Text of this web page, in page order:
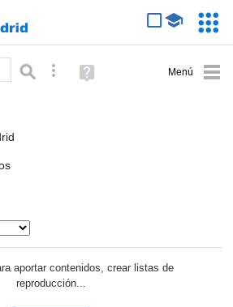
Búsqueda avanzada
Ayuda
(en
aportar contenidos, crear listas de
reproducción...